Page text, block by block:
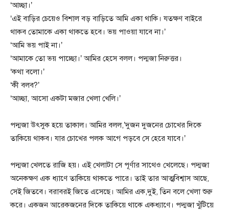
‘আচ্ছা।’
‘এই বাড়ির চেয়েও বিশাল বড় বাড়িতে আমি একা থাকি। যতক্ষণ বাইরে
থাকব তোমাকে একা থাকতে হবে। ভয় পাওয়া যাবে না।’
‘আমি ভয় পাই না।’
‘আমাকে তো ভয় পাচ্ছো।’ আমির হেসে বলল। পদ্মজা নিরুত্তর।
‘কথা বলো।’
‘কী বলব?’
‘আচ্ছা, আসো একটা মজার খেলা খেলি।’
পদ্মজা উৎসুক হয়ে তাকাল। আমির বলল,’দুজন দুজনের চোখের দিকে
তাকিয়ে থাকব। যার চোখের পলক আগে পড়বে সে হেরে যাবে।’
পদ্মজা খেলতে রাজি হয়। এই খেলাটা সে পূর্ণার সাথেও খেলেছে। পদ্মজা
অনেকক্ষণ এক ধ্যাণে তাকিয়ে থাকতে পারে। তাই তার আত্মবিশ্বাস আছে,
সেই জিতবে। বরাবরই জিতে এসেছে। আমির এক,দুই, তিন বলে খেলা শুরু
করে। একজন আরেকজনের দিকে তাকিয়ে থাকে একধ্যাণে। পদ্মজা খুঁটিয়ে